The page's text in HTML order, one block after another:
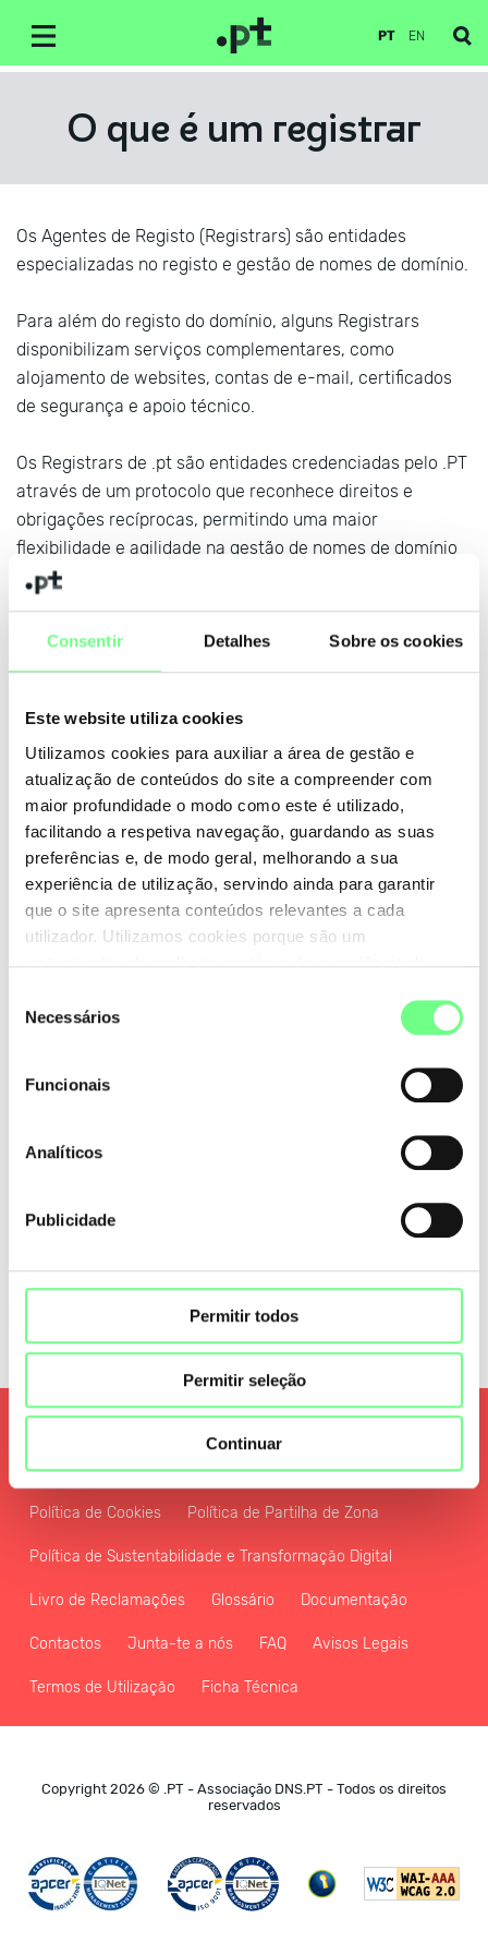
Consentir Detalhes Sobre os cookies
Este website utiliza cookies
Utilizamos cookies para auxiliar a área de gestão e
atualização de conteúdos do site a compreender com
maior profundidade o modo como este é utilizado,
facilitando a respetiva navegação, guardando as suas
preferências e, de modo geral, melhorando a sua
experiência de utilização, servindo ainda para garantir
que o site apresenta conteúdos relevantes a cada
utilizador. Utilizamos cookies porque são um
Necessários
Funcionais
Analíticos
Publicidade
Permitir todos
Permitir seleção
Continuar
PT EN
O que é um registrar
Os Agentes de Registo (Registrars) são entidades
especializadas no registo e gestão de nomes de domínio.
Para além do registo do domínio, alguns Registrars
disponibilizam serviços complementares, como
alojamento de websites, contas de e-mail, certificados
de segurança e apoio técnico.
Os Registrars de .pt são entidades credenciadas pelo .PT
através de um protocolo que reconhece direitos e
obrigações recíprocas, permitindo uma maior
flexibilidade e agilidade na gestão de nomes de domínio
por estas entidades.
Ao escolher um Registrar beneficia de um ponto único de
escolha a solução que melhor responde às suas
necessidades.
Política de Privacidade e de Tratamento de Dados Pessoais
Política de Cookies Política de Partilha de Zona
Política de Sustentabilidade e Transformação Digital
Livro de Reclamações Glossário Documentação
Contactos Junta-te a nós FAQ Avisos Legais
Termos de Utilização Ficha Técnica
Copyright 2026 © .PT - Associação DNS.PT - Todos os direitos
reservados